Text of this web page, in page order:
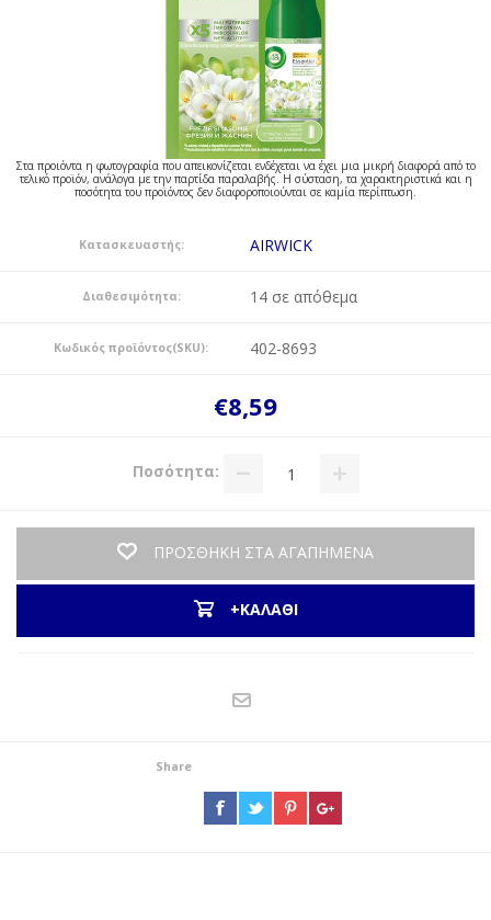
Στα προιόντα η φωτογραφία που απεικονίζεται ενδέχεται να έχει μια μικρή διαφορά από το
τελικό προϊόν, ανάλογα με την παρτίδα παραλαβής. Η σύσταση, τα χαρακτηριστικά και η
ποσότητα του προϊόντος δεν διαφοροποιούνται σε καμία περίπτωση.
Κατασκευαστής: AIRWICK
Διαθεσιμότητα: 14 σε απόθεμα
Κωδικός προϊόντος(SKU): 402-8693
€8,59
Ποσότητα:
ΠΡΟΣΘΗΚΗ ΣΤΑ ΑΓΑΠΗΜΕΝΑ
+ΚΑΛΑΘΙ
Share